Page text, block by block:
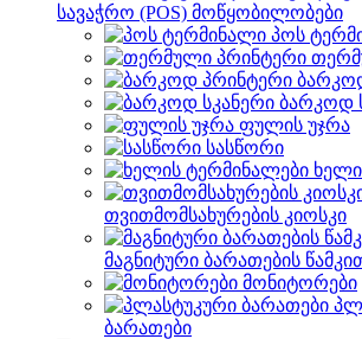
სავაჭრო (POS) მოწყობილობები
პოს
ბარკოდ
ფულის უჯრა
სასწორი
თვითმომსახურების კიოსკი
მაგნიტური ბარათების
მონიტორები
ბარათები